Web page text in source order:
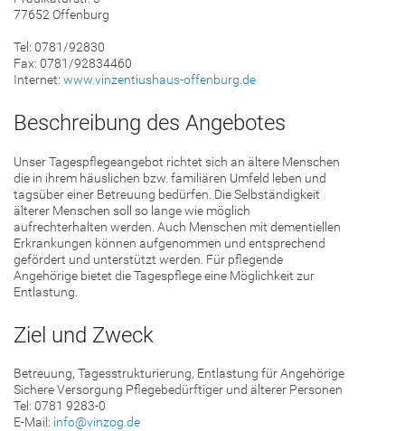
77652 Offenburg
Tel: 0781/92830
Fax: 0781/92834460
Internet: www.vinzentiushaus-offenburg.de
Beschreibung des Angebotes
Unser Tagespflegeangebot richtet sich an ältere Menschen
die in ihrem häuslichen bzw. familiären Umfeld leben und
tagsüber einer Betreuung bedürfen. Die Selbständigkeit
älterer Menschen soll so lange wie möglich
aufrechterhalten werden. Auch Menschen mit dementiellen
Erkrankungen können aufgenommen und entsprechend
gefördert und unterstützt werden. Für pflegende
Angehörige bietet die Tagespflege eine Möglichkeit zur
Entlastung.
Ziel und Zweck
Betreuung, Tagesstrukturierung, Entlastung für Angehörige
Sichere Versorgung Pflegebedürftiger und älterer Personen
Tel: 0781 9283-0
E-Mail: info@vinzog.de